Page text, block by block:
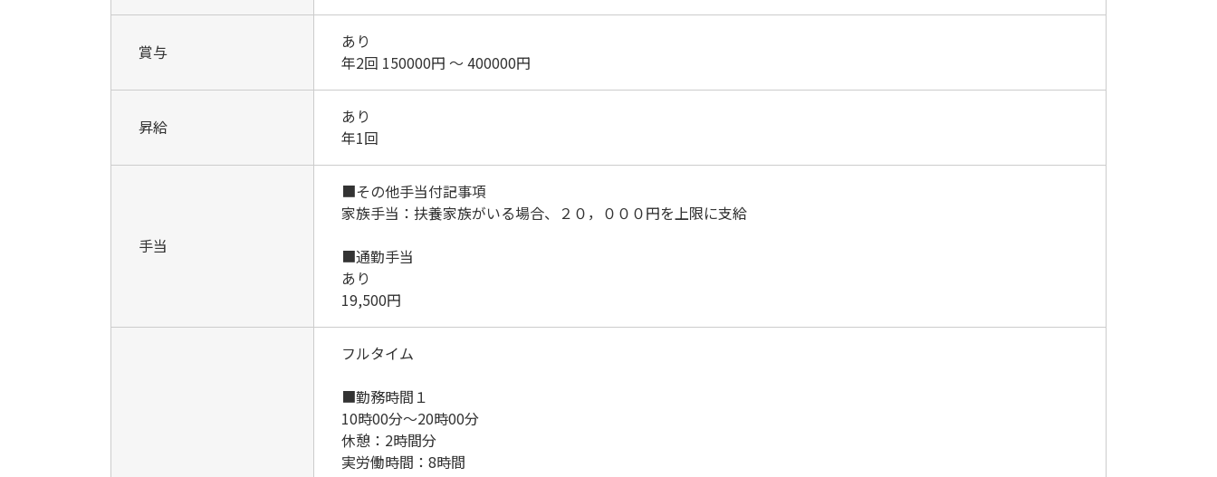
賞与
あり
年2回 150000円 ～ 400000円
昇給
あり
年1回
手当
■その他手当付記事項
家族手当：扶養家族がいる場合、２０，０００円を上限に支給
■通勤手当
あり
19,500円
フルタイム
■勤務時間１
10時00分～20時00分
休憩：2時間分
実労働時間：8時間